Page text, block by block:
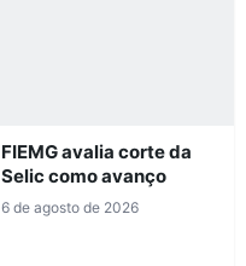
FIEMG avalia corte da
Selic como avanço
6 de agosto de 2026